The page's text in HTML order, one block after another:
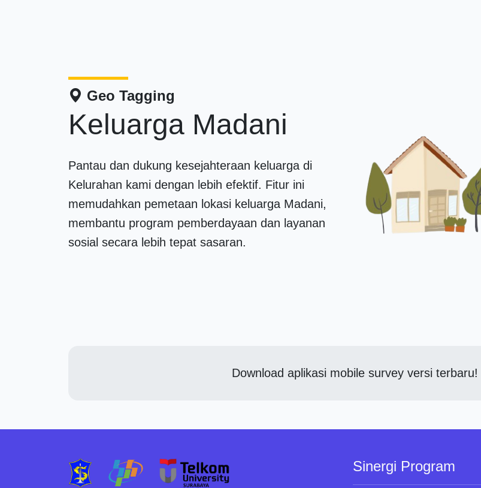
Geo Tagging
Keluarga Madani
Pantau dan dukung kesejahteraan keluarga di
Kelurahan kami dengan lebih efektif. Fitur ini
memudahkan pemetaan lokasi keluarga Madani,
membantu program pemberdayaan dan layanan
sosial secara lebih tepat sasaran.
Download aplikasi mobile survey versi terbaru!
Sinergi Program